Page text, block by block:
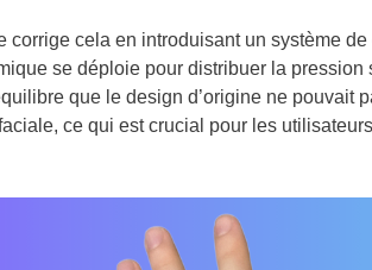
corrige cela en introduisant un système de
se déploie pour distribuer la pression
que le design d’origine ne pouvait
ce qui est crucial pour les